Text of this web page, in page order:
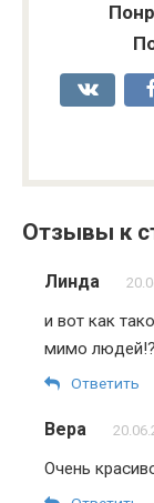
Отзывы к
Линда
и вот как
мимо людей!?
Ответить
Вера
Очень